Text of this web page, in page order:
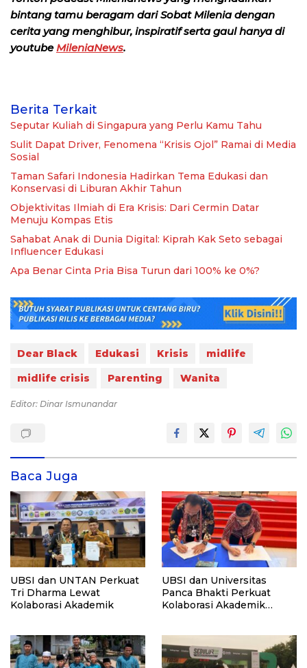
bintang tamu beragam dari Sobat Milenia dengan
cerita yang menghibur, inspiratif serta gaul hanya di
youtubeMileniaNews.
Berita Terkait
Seputar Kuliah di Singapura yang Perlu Kamu Tahu
Sulit Dapat Driver, Fenomena “Krisis Ojol” Ramai di Media
Sosial
Taman Safari Indonesia Hadirkan Tema Edukasi dan
Konservasi di Liburan Akhir Tahun
Objektivitas Ilmiah di Era Krisis: Dari Cermin Datar
Menuju Kompas Etis
Sahabat Anak di Dunia Digital: Kiprah Kak Seto sebagai
Influencer Edukasi
Apa Benar Cinta Pria Bisa Turun dari 100% ke 0%?
Dear Black Edukasi Krisis
midlife
midlife crisis
Parenting Wanita
Editor: Dinar Ismunandar
Baca Juga
UBSI dan UNTAN Perkuat
Tri Dharma Lewat
Kolaborasi Akademik
UBSI dan Universitas
Panca Bhakti Perkuat
Kolaborasi Akademik